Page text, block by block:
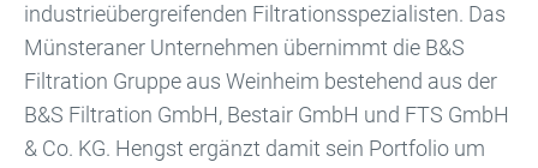
industrieübergreifenden Filtrationsspezialisten. Das
Münsteraner Unternehmen übernimmt die B&S
Filtration Gruppe aus Weinheim bestehend aus der
B&S Filtration GmbH, Bestair GmbH und FTS GmbH
& Co. KG. Hengst ergänzt damit sein Portfolio um